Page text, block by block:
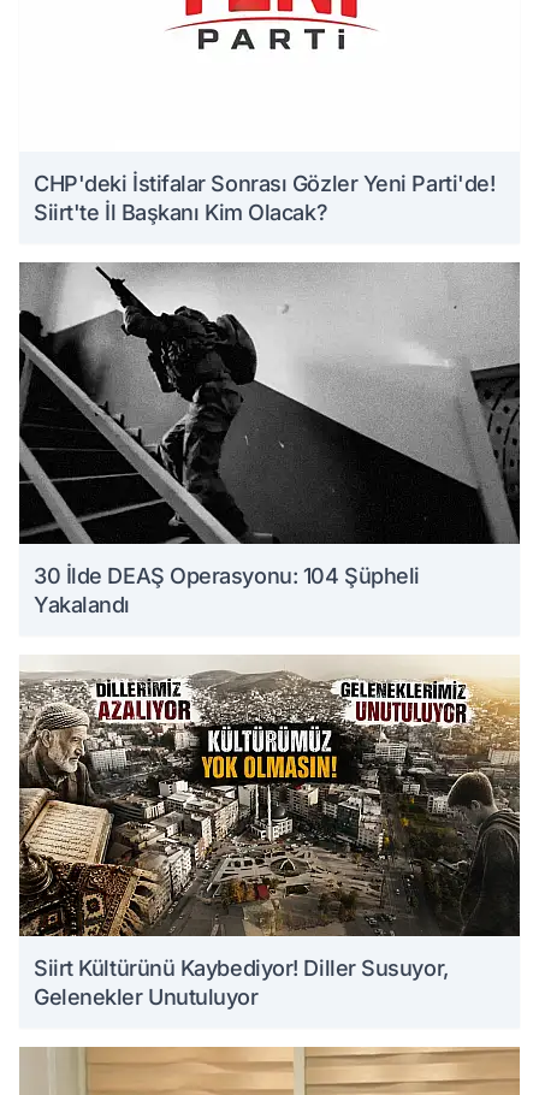
CHP'deki İstifalar Sonrası Gözler Yeni Parti'de!
Siirt'te İl Başkanı Kim Olacak?
30 İlde DEAŞ Operasyonu: 104 Şüpheli
Yakalandı
Siirt Kültürünü Kaybediyor! Diller Susuyor,
Gelenekler Unutuluyor